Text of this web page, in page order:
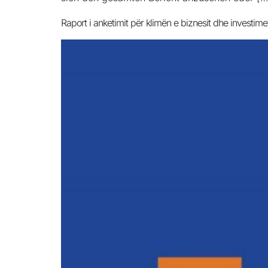
Raport i anketimit për klimën e biznesit dhe